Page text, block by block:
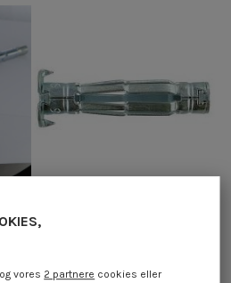
vores 2 partnere cookies eller